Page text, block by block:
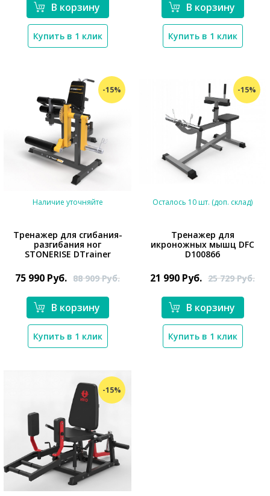
В корзину
Купить в 1 клик
В корзину
Купить в 1 клик
-15%
*}
Наличие уточняйте
Тренажер для сгибания-
разгибания ног
STONERISE DTrainer
75 990 Руб. 88 909Руб.
В корзину
Купить в 1 клик
-15%
*}
Осталось 10 шт. (доп. склад)
Тренажер для
икроножных мышц DFC
D100866
21 990 Руб. 25 729Руб.
В корзину
Купить в 1 клик
-15%